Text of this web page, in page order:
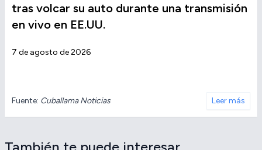
tras volcar su auto durante una transmisión
en vivo en EE.UU.
7 de agosto de 2026
Fuente: Cuballama Noticias Leer más